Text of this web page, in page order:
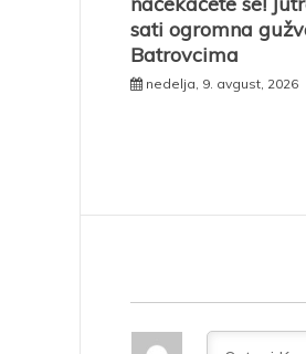
sati ogromna
Batrovcima
nedelja, 9. avgust, 2026